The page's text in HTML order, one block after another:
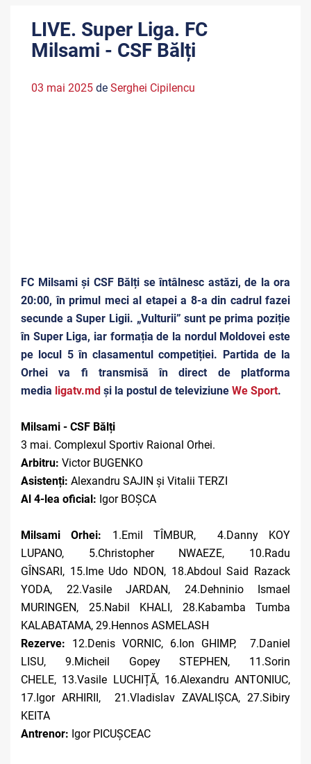
LIVE. Super Liga. FC
Milsami - CSF Bălți
03 mai 2025 de Serghei Cipilencu
FC Milsami și CSF Bălți se întâlnesc astăzi, de la ora
20:00, în primul meci al etapei a 8-a din cadrul fazei
secunde a Super Ligii. „Vulturii” sunt pe prima poziție
în Super Liga, iar formația de la nordul Moldovei este
pe locul 5 în clasamentul competiției. Partida de la
Orhei va fi transmisă în direct de platforma
media ligatv.md și la postul de televiziune We Sport.
Milsami - CSF Bălți
3 mai. Complexul Sportiv Raional Orhei.
Arbitru: Victor BUGENKO
Asistenți: Alexandru SAJIN și Vitalii TERZI
Al 4-lea oficial: Igor BOȘCA
Milsami Orhei: 1.Emil TÎMBUR, 4.Danny KOY
LUPANO, 5.Christopher NWAEZE, 10.Radu
GÎNSARI, 15.Ime Udo NDON, 18.Abdoul Said Razack
YODA, 22.Vasile JARDAN, 24.Dehninio Ismael
MURINGEN, 25.Nabil KHALI, 28.Kabamba Tumba
KALABATAMA, 29.Hennos ASMELASH
Rezerve: 12.Denis VORNIC, 6.Ion GHIMP, 7.Daniel
LISU, 9.Micheil Gopey STEPHEN, 11.Sorin
CHELE, 13.Vasile LUCHIȚĂ, 16.Alexandru ANTONIUC,
17.Igor ARHIRII, 21.Vladislav ZAVALIȘCA, 27.Sibiry
KEITA
Antrenor: Igor PICUȘCEAC